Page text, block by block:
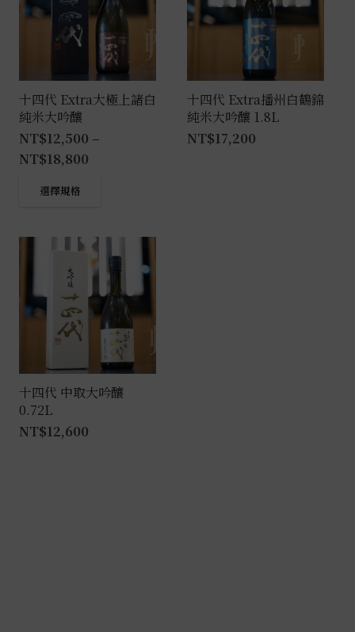
十四代 Extra大極上諸白
純米大吟釀
NT$12,500 –
NT$18,800
選擇規格
多
式。
在
產
十四代 Extra播州白鶴錦
純米大吟釀 1.8L
NT$17,200
十四代 中取大吟釀
0.72L
NT$12,600